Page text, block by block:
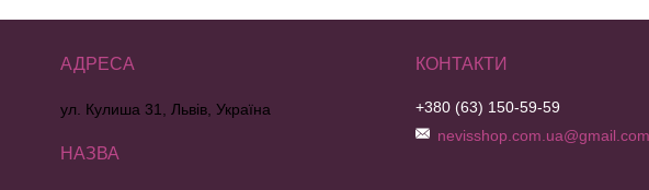
ул. Кулиша 31, Львів, Україна
+380 (63) 150-59-59